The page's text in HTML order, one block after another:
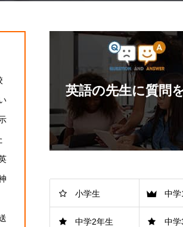
英語の先生に質問
小学生 中学
中学2年生 中学